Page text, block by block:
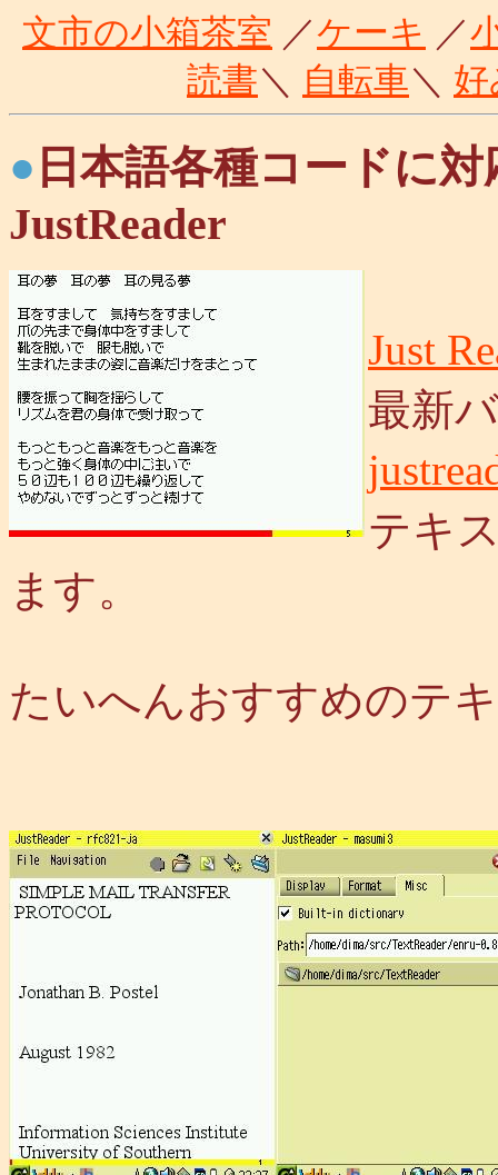
文市の小箱茶室 ／ケーキ ／
読書＼ 自転車＼ 好
● 日本語各種コードに
JustReader
Just
最新
テキ
ます。
たいへんおすすめのテ